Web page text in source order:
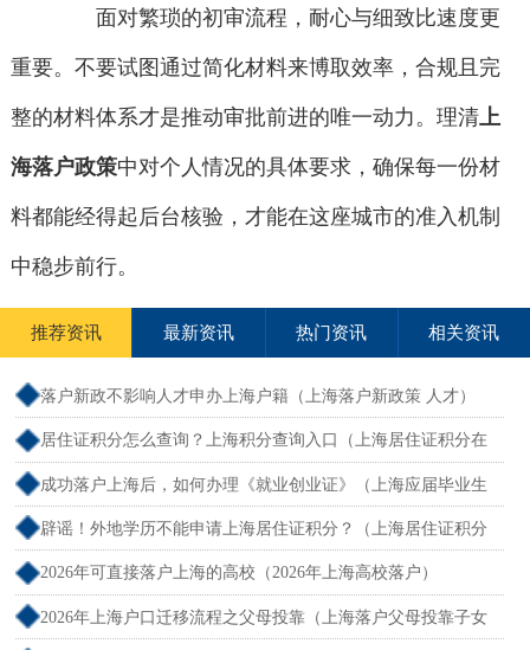
面对繁琐的初审流程，耐心与细致比速度更
重要。不要试图通过简化材料来博取效率，合规且完
整的材料体系才是推动审批前进的唯一动力。理清上
海落户政策中对个人情况的具体要求，确保每一份材
料都能经得起后台核验，才能在这座城市的准入机制
中稳步前行。
推荐资讯 最新资讯 热门资讯 相关资讯
落户新政不影响人才申办上海户籍（上海落户新政策 人才）
居住证积分怎么查询？上海积分查询入口（上海居住证积分在
哪查）
成功落户上海后，如何办理《就业创业证》（上海应届毕业生
创业落户）
辟谣！外地学历不能申请上海居住证积分？（上海居住证积分
外地大专可以吗）
2026年可直接落户上海的高校（2026年上海高校落户）
2026年上海户口迁移流程之父母投靠（上海落户父母投靠子女